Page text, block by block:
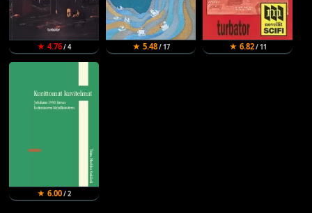
★ 4.76/ 4 ★ 5.48/ 17 ★ 6.82/ 11
★ 6.00/ 2